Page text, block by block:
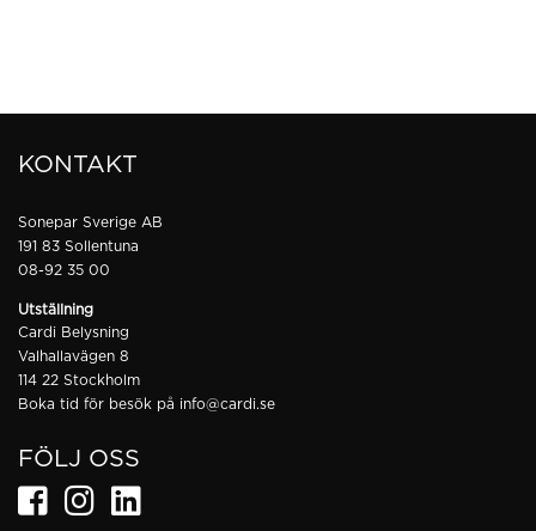
KONTAKT
Sonepar Sverige AB
191 83 Sollentuna
08-92 35 00
Utställning
Cardi Belysning
Valhallavägen 8
114 22 Stockholm
Boka tid för besök på info@cardi.se
FÖLJ OSS